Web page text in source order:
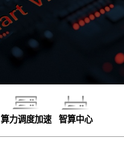
算力调度加速 智算中心